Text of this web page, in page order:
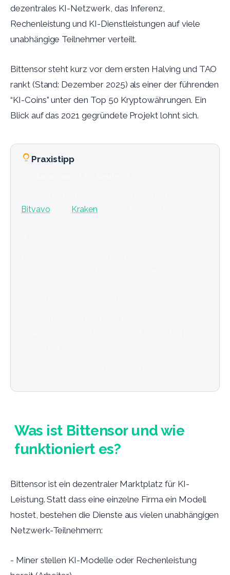
dezentrales KI-Netzwerk, das Inferenz,
Rechenleistung und KI-Dienstleistungen auf viele
unabhängige Teilnehmer verteilt.
Bittensor steht kurz vor dem ersten Halving und TAO
rankt (Stand: Dezember 2025) als einer der führenden
“KI-Coins” unter den Top 50 Kryptowährungen. Ein
Blick auf das 2021 gegründete Projekt lohnt sich.
Praxistipp
Bitvavo
Kraken
Was ist Bittensor und wie
funktioniert es?
Bittensor ist ein dezentraler Marktplatz für KI-
Leistung. Statt dass eine einzelne Firma ein Modell
hostet, bestehen die Dienste aus vielen unabhängigen
Netzwerk-Teilnehmern:
- Miner stellen KI-Modelle oder Rechenleistung